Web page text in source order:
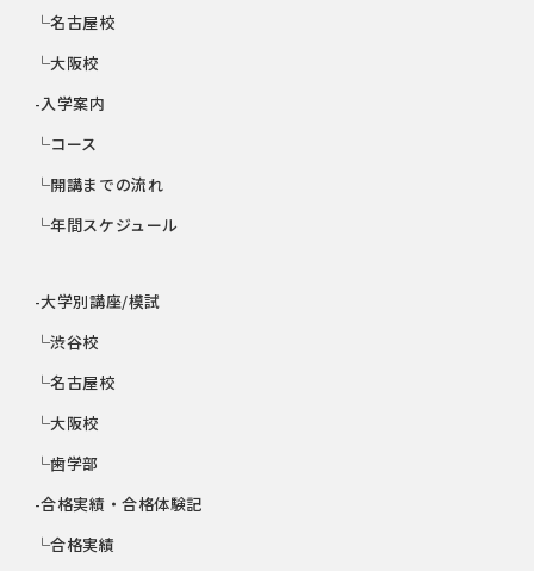
└名古屋校
└大阪校
-入学案内
└コース
└開講までの流れ
└年間スケジュール
-大学別講座/模試
└渋谷校
└名古屋校
└大阪校
└歯学部
-合格実績・合格体験記
└合格実績